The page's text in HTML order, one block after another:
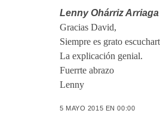
Lenny Ohárriz Arriaga
Gracias David,
Siempre es grato
La explicación genial.
Fuerrte abrazo
Lenny
5 MAYO 2015 EN 00:00